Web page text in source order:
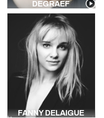
DEGRAEF
FANNY DELAIGUE